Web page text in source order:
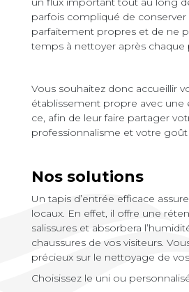
parfois compliqué de conserver
parfaitement propres et de ne
temps à nettoyer après chaque
Vous souhaitez donc accueillir
établissement propre avec une
ce, afin de leur faire partager
professionnalisme et votre goût
Nos solutions
Un tapis d’entrée efficace
locaux. En effet, il offre une
salissures et absorbera
chaussures de vos visiteurs.
précieux sur le nettoyage de
Choisissez le uni ou